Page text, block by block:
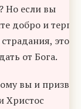
Но если вы
добро и
страдания, это
от Бога.
вы и
Христос